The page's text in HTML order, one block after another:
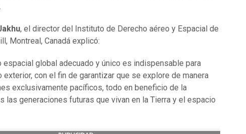
, el director del Instituto de Derecho aéreo y Espacial de
Montreal, Canadá explicó:
espacial global adecuado y único es indispensable para
exterior, con el fin de garantizar que se explore de manera
exclusivamente pacíficos, todo en beneficio de la
las generaciones futuras que vivan en la Tierra y el espacio